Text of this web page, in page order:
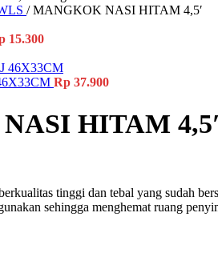
/ MANGKOK NASI HITAM 4,5′
15.300
Rp 37.900
HITAM 4,5′
tinggi dan tebal yang sudah
sehingga menghemat ruang